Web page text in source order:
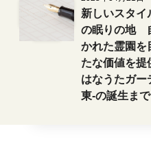
新しいスタイ
の眠りの地
かれた霊園を
たな価値を
はなうたガー
東-の誕生まで